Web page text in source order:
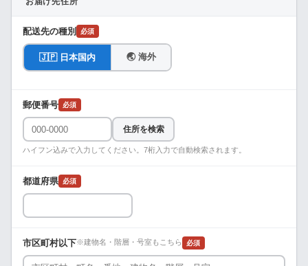
配送先の種別 必須
🇯🇵 日本国内 🌏 海外
郵便番号 必須
住所を検索
ハイフン込みで入力してください。7桁入力で自動検索されます。
都道府県 必須
市区町村以下※建物名・階層・号室もこちら 必須